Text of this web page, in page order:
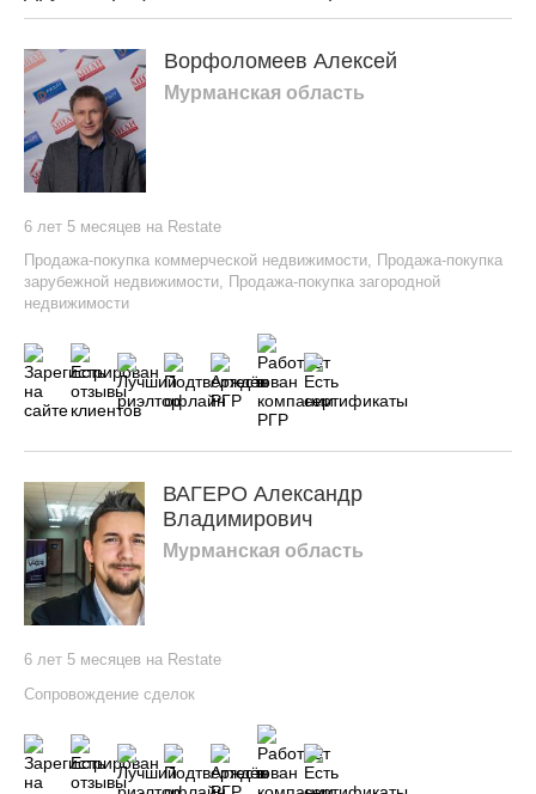
Ворфоломеев Алексей
Мурманская область
6 лет 5 месяцев на Restate
Продажа-покупка коммерческой недвижимости, Продажа-покупка
зарубежной недвижимости, Продажа-покупка загородной
недвижимости
ВАГЕРО Александр
Владимирович
Мурманская область
6 лет 5 месяцев на Restate
Сопровождение сделок